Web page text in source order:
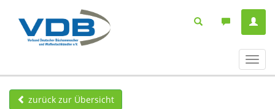
ein-/
zurück zur Übersicht